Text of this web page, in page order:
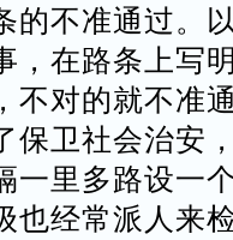
的不准通过。
，在路条上写
不对的就不准
保卫社会治安
一里多路设一
也经常派人来